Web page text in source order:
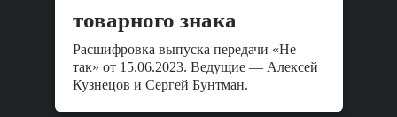
товарного знака
Расшифровка выпуска передачи «Не
так» от 15.06.2023. Ведущие — Алексей
Кузнецов и Сергей Бунтман.